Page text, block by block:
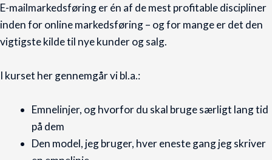
E-mailmarkedsføring er én af de mest profitable discipliner
inden for online markedsføring – og for mange er det den
vigtigste kilde til nye kunder og salg.
I kurset her gennemgår vi bl.a.:
Emnelinjer, og hvorfor du skal bruge særligt lang tid
på dem
Den model, jeg bruger, hver eneste gang jeg skriver